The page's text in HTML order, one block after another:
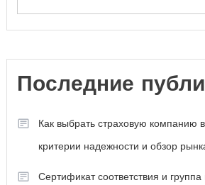
Последние
Как выбрать страховую компанию
критерии надежности и обзор
Сертификат соответствия и